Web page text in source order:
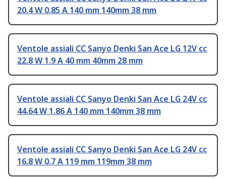
20.4 W 0.85 A 140 mm 140mm 38 mm
Ventole assiali CC Sanyo Denki San Ace LG 12V cc
22.8 W 1.9 A 40 mm 40mm 28 mm
Ventole assiali CC Sanyo Denki San Ace LG 24V cc
44.64 W 1.86 A 140 mm 140mm 38 mm
Ventole assiali CC Sanyo Denki San Ace LG 24V cc
16.8 W 0.7 A 119 mm 119mm 38 mm